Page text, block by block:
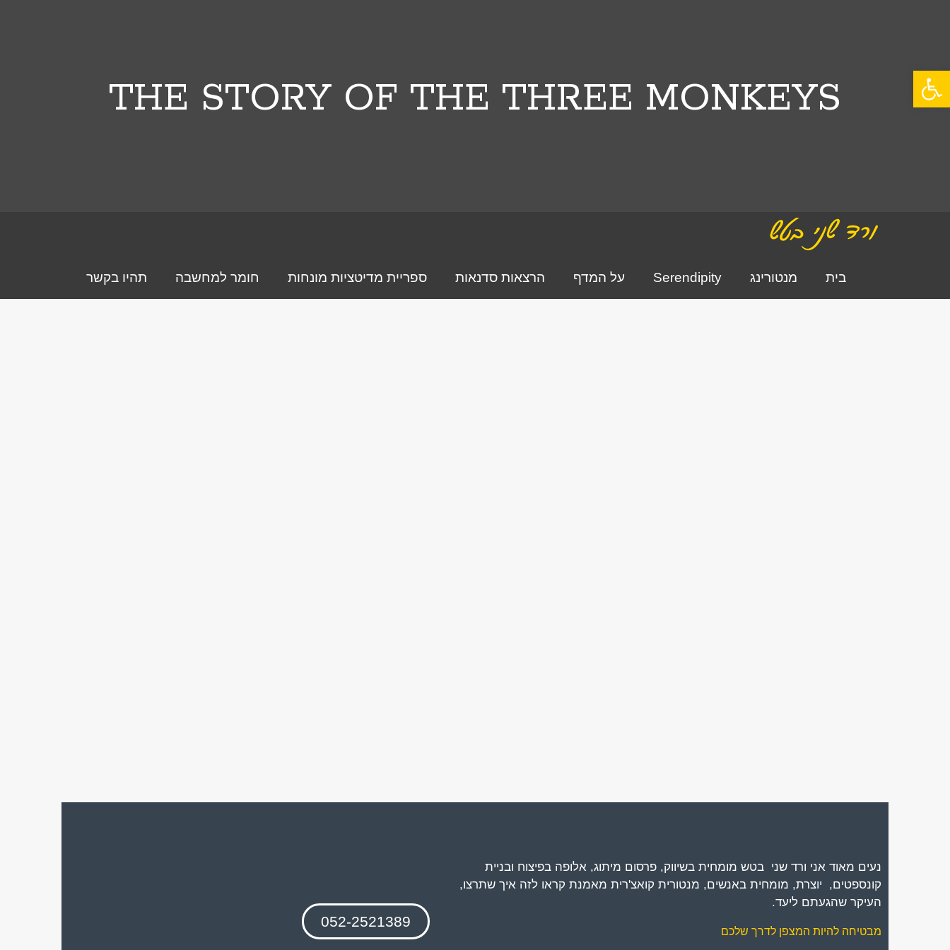
פתח סרגל נגישות THE STORY OF THE THREE MONKEYS
בית מנטורינג Serendipity על המדף הרצאות סדנאות ספריית מדיטציות מונחות חומר למחשבה תהיו בקשר
נעים מאוד אני ורד שני בטש מומחית בשיווק, פרסום מיתוג, אלופה בפיצוח ובניית
קונספטים, יוצרת, מומחית באנשים, מנטורית קואצ'רית מאמנת קראו לזה איך שתרצו,
העיקר שהגעתם ליעד.
מבטיחה להיות המצפן לדרך שלכם
052-2521389